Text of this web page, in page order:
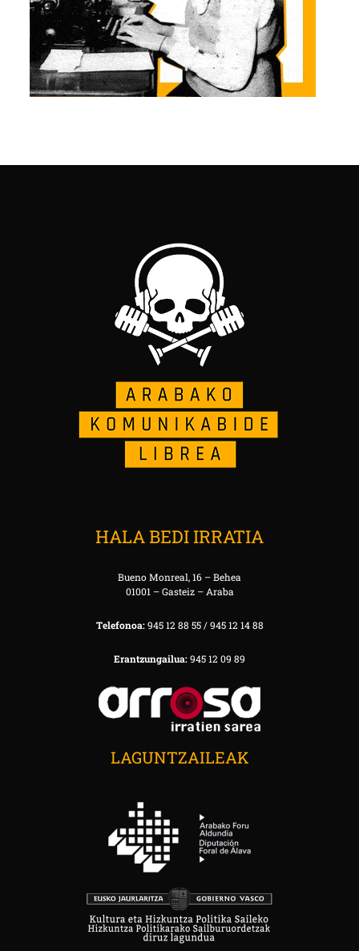
HALA BEDI IRRATIA
Bueno Monreal, 16 – Behea
01001 – Gasteiz – Araba
Telefonoa:945 12 88 55 / 945 12 14 88
Erantzungailua:945 12 09 89
LAGUNTZAILEAK